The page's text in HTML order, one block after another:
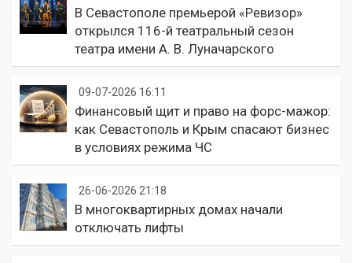
В Севастополе премьерой «Ревизор»
открылся 116-й театральный сезон
театра имени А. В. Луначарского
09-07-2026 16:11
Финансовый щит и право на форс-мажор:
как Севастополь и Крым спасают бизнес
в условиях режима ЧС
26-06-2026 21:18
В многоквартирных домах начали
отключать лифты